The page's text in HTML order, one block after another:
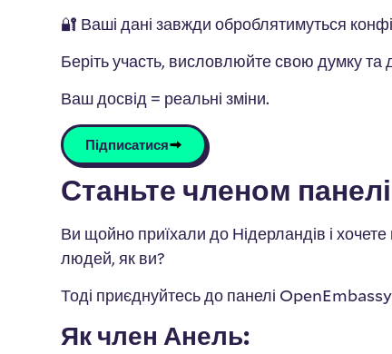
🔐 Ваші дані завжди оброблятимуться
Беріть участь, висловлюйте свою думку
Ваш досвід = реальні зміни.
Підписатися
Станьте членом
Ви щойно приїхали до Нідерландів і
людей, як ви?
Тоді приєднуйтесь до панелі
Як член Анель: